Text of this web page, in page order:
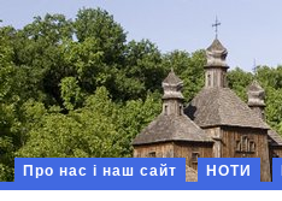
Про нас і наш сайт НОТИ